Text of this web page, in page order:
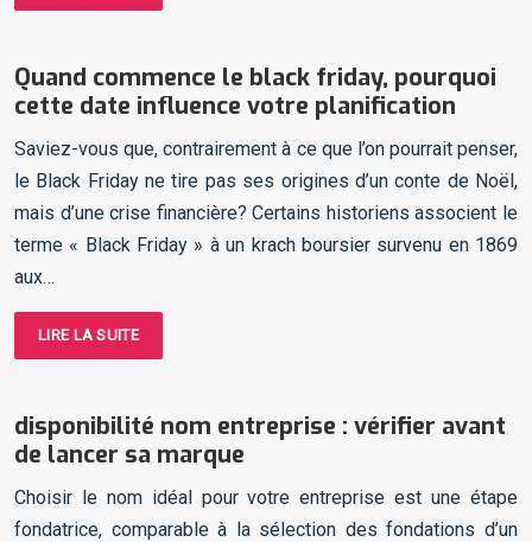
Quand commence le black friday, pourquoi
cette date influence votre planification
Saviez-vous que, contrairement à ce que l’on pourrait penser,
le Black Friday ne tire pas ses origines d’un conte de Noël,
mais d’une crise financière? Certains historiens associent le
terme « Black Friday » à un krach boursier survenu en 1869
aux…
LIRE LA SUITE
disponibilité nom entreprise : vérifier avant
de lancer sa marque
Choisir le nom idéal pour votre entreprise est une étape
fondatrice, comparable à la sélection des fondations d’un